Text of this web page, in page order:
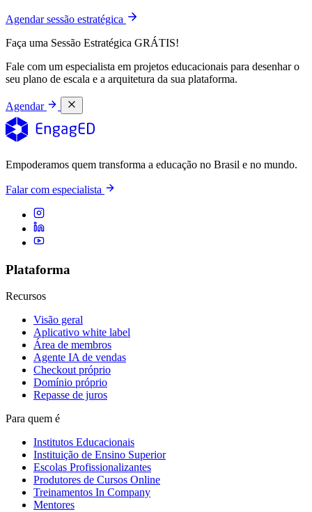
Agendar sessão estratégica
Faça uma Sessão Estratégica GRÁTIS!
Fale com um especialista em projetos educacionais para desenhar o
seu plano de escala e a arquitetura da sua plataforma.
Agendar
Empoderamos quem transforma a educação no Brasil e no mundo.
Falar com especialista
Plataforma
Recursos
Visão geral
Aplicativo white label
Área de membros
Agente IA de vendas
Checkout próprio
Domínio próprio
Repasse de juros
Para quem é
Institutos Educacionais
Instituição de Ensino Superior
Escolas Profissionalizantes
Produtores de Cursos Online
Treinamentos In Company
Mentores